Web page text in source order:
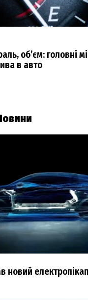
обʼєм: головні
в авто
новий